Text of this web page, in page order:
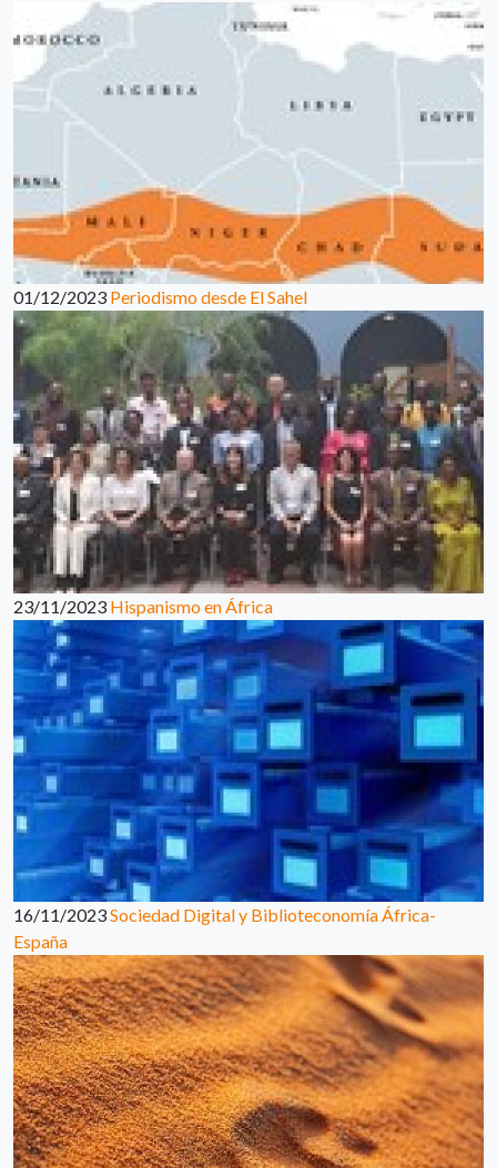
01/12/2023 Periodismo desde El Sahel
23/11/2023 Hispanismo en África
16/11/2023Sociedad Digital y Biblioteconomía África-
España